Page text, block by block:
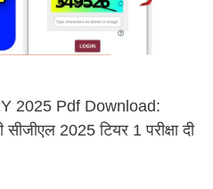
2025 Pdf Download:
2025 टियर 1 परीक्षा दी